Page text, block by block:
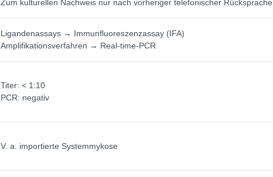
Zum kulturellen Nachweis nur nach vorheriger telefonischer Rücksprache.
Ligandenassays → Immunfluoreszenzassay (IFA)
Amplifikationsverfahren → Real-time-PCR
Titer: < 1:10
PCR: negativ
V. a. importierte Systemmykose